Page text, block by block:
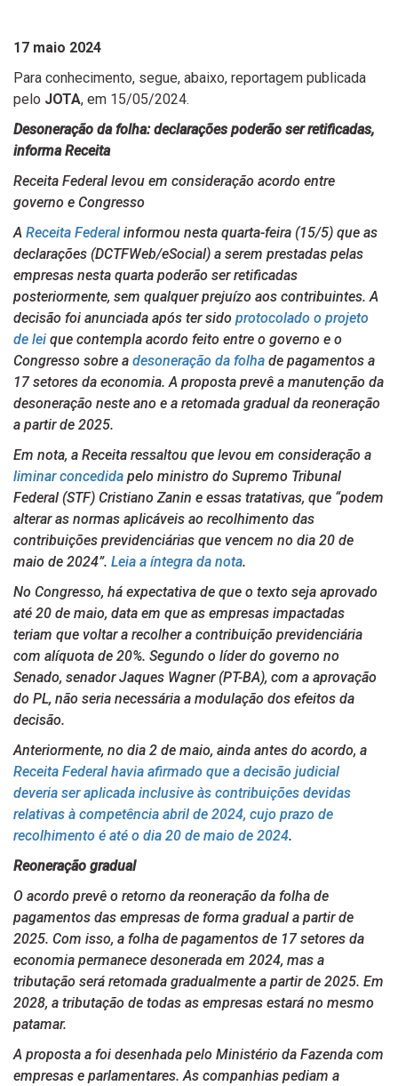
17 maio 2024
Para conhecimento, segue, abaixo, reportagem publicada
pelo JOTA, em 15/05/2024.
Desoneração da folha: declarações poderão ser retificadas,
informa Receita
Receita Federal levou em consideração acordo entre
governo e Congresso
A Receita Federal informou nesta quarta-feira (15/5) que as
declarações (DCTFWeb/eSocial) a serem prestadas pelas
empresas nesta quarta poderão ser retificadas
posteriormente, sem qualquer prejuízo aos contribuintes. A
decisão foi anunciada após ter sido protocolado o projeto
de lei que contempla acordo feito entre o governo e o
Congresso sobre a desoneração da folha de pagamentos a
17 setores da economia. A proposta prevê a manutenção da
desoneração neste ano e a retomada gradual da reoneração
a partir de 2025.
Em nota, a Receita ressaltou que levou em consideração a
liminar concedida pelo ministro do Supremo Tribunal
Federal (STF) Cristiano Zanin e essas tratativas, que “podem
alterar as normas aplicáveis ao recolhimento das
contribuições previdenciárias que vencem no dia 20 de
maio de 2024”. Leia a íntegra da nota.
No Congresso, há expectativa de que o texto seja aprovado
até 20 de maio, data em que as empresas impactadas
teriam que voltar a recolher a contribuição previdenciária
com alíquota de 20%. Segundo o líder do governo no
Senado, senador Jaques Wagner (PT-BA), com a aprovação
do PL, não seria necessária a modulação dos efeitos da
decisão.
Anteriormente, no dia 2 de maio, ainda antes do acordo, a
Receita Federal havia afirmado que a decisão judicial
deveria ser aplicada inclusive às contribuições devidas
relativas à competência abril de 2024, cujo prazo de
recolhimento é até o dia 20 de maio de 2024.
Reoneração gradual
O acordo prevê o retorno da reoneração da folha de
pagamentos das empresas de forma gradual a partir de
2025. Com isso, a folha de pagamentos de 17 setores da
economia permanece desonerada em 2024, mas a
tributação será retomada gradualmente a partir de 2025. Em
2028, a tributação de todas as empresas estará no mesmo
patamar.
A proposta a foi desenhada pelo Ministério da Fazenda com
empresas e parlamentares. As companhias pediam a